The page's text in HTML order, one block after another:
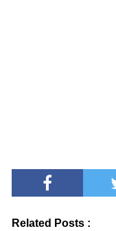
Related Posts :